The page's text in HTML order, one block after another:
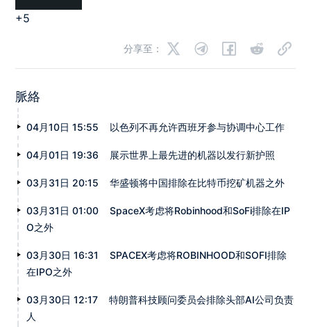
+5
分享至：
脈絡
04月10日 15:55 以色列不再允许西班牙参与协调中心工作
04月01日 19:36 展示世界上最先进的机器以发行新护照
03月31日 20:15 华盛顿将中国排除在比特币挖矿机器之外
03月31日 01:00
SpaceX考虑将Robinhood和SoFi排除在IP
O之外
03月30日 16:31
SPACEX考虑将ROBINHOOD和SOFI排除
在IPO之外
03月30日 12:17
特朗普科技顾问委员会排除头部AI公司负责
人